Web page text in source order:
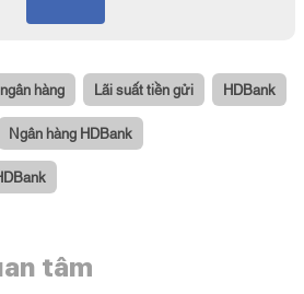
hàng Lãi suất tiền gửi HDBank
Ngân hàng HDBank
tâm